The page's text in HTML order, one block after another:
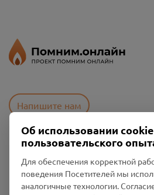
Напишите нам
Политика конфиденциальности
Промо-материалы
Об использовании
пользовательского
Для обеспечения корректной
поведения Посетителей мы
аналогичные технологии.